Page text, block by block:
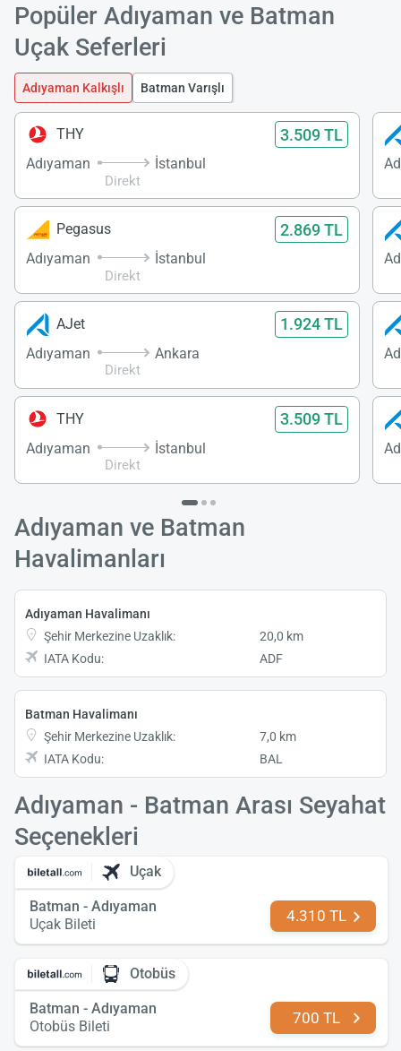
Popüler Adıyaman ve Batman
Uçak Seferleri
Adıyaman Kalkışlı Batman Varışlı
THY 3.509 TL
Adıyaman
Direkt
İstanbul
Pegasus 2.869 TL
Adıyaman
Direkt
İstanbul
AJet 1.924 TL
Adıyaman
Direkt
Ankara
THY 3.509 TL
Adıyaman
Direkt
İstanbul
Adıyaman ve Batman
Havalimanları
Adıyaman Havalimanı
Şehir Merkezine Uzaklık:
20,0 km
IATA Kodu:
ADF
Batman Havalimanı
Şehir Merkezine Uzaklık:
7,0 km
IATA Kodu:
BAL
Adıyaman - Batman Arası Seyahat
Seçenekleri
Uçak
Batman - Adıyaman
Uçak Bileti
4.310 TL
Otobüs
Batman - Adıyaman
Otobüs Bileti
700 TL